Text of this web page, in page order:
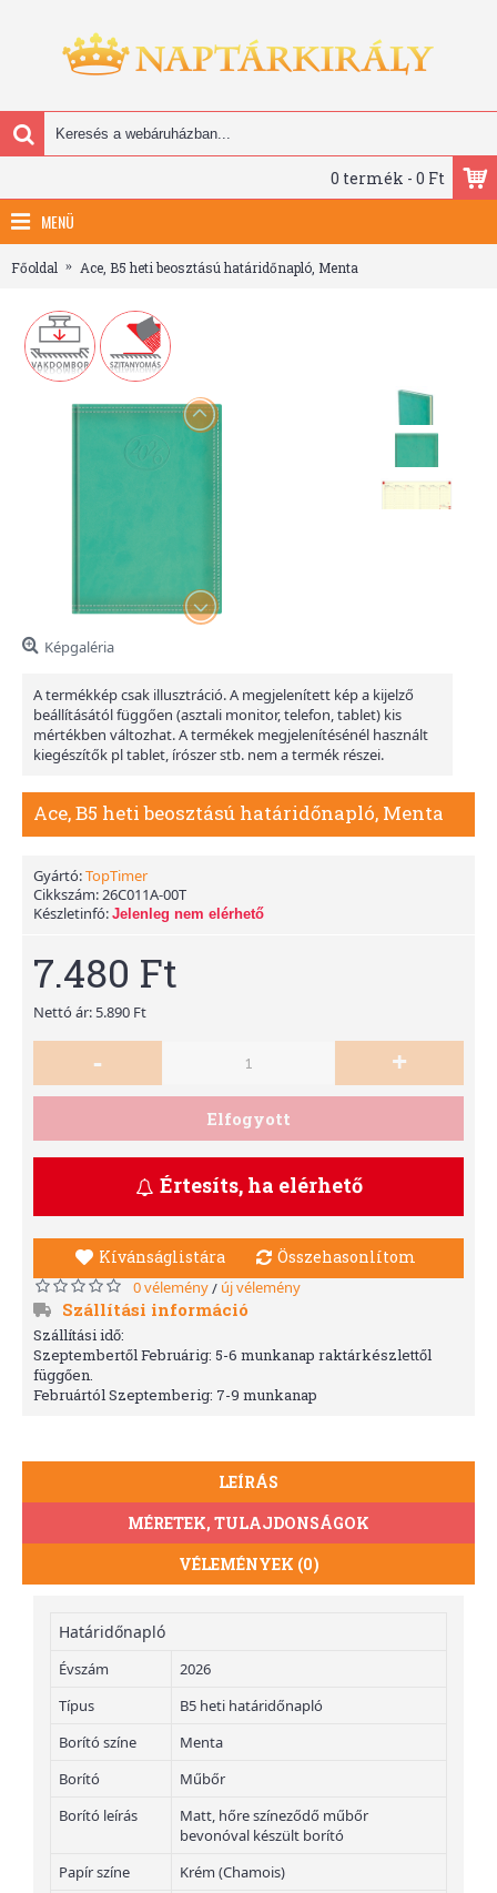
0 termék - 0 Ft
MENÜ
Főoldal Ace, B5 heti beosztású határidőnapló, Menta
Képgaléria
A termékkép csak illusztráció. A megjelenített kép a kijelző
beállításától függően (asztali monitor, telefon, tablet) kis
mértékben változhat. A termékek megjelenítésénél használt
kiegészítők pl tablet, írószer stb. nem a termék részei.
Ace, B5 heti beosztású határidőnapló, Menta
Gyártó:TopTimer
Cikkszám:26C011A-00T
Készletinfó: Jelenleg nem elérhető
7.480 Ft
Nettó ár: 5.890 Ft
- +
Elfogyott
Értesíts, ha elérhető
Kívánságlistára Összehasonlítom
0 vélemény/ új vélemény
Szállítási információ
Szállítási idő:
Szeptembertől Februárig: 5-6 munkanap raktárkészlettől
függően.
Februártól Szeptemberig: 7-9 munkanap
LEÍRÁS
MÉRETEK, TULAJDONSÁGOK
VÉLEMÉNYEK (0)
Határidőnapló
Évszám
2026
Típus
B5 heti határidőnapló
Borító színe
Menta
Borító
Műbőr
Borító leírás
Matt, hőre színeződő műbőr
bevonóval készült borító
Papír színe
Krém (Chamois)